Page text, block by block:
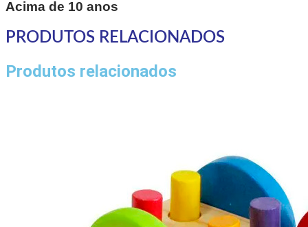
Acima de 10 anos
PRODUTOS RELACIONADOS
Produtos relacionados